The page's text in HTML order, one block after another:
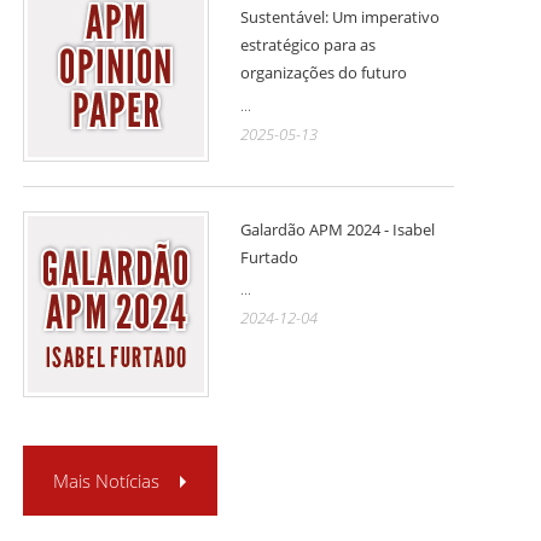
Sustentável: Um imperativo
estratégico para as
organizações do futuro
...
2025-05-13
Galardão APM 2024 - Isabel
Furtado
...
2024-12-04
Mais Notícias